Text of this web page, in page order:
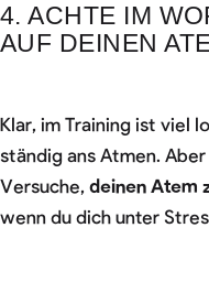
4. ACHTE IM
AUF DEINEN
Klar, im Training ist viel
ständig ans Atmen.
Versuche, deinen Atem
wenn du dich unter